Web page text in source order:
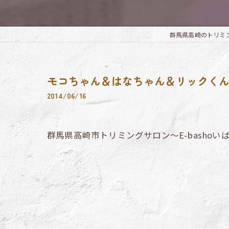
群馬県高崎のトリ
モコちゃん＆はなちゃん＆リックく
2014/06/16
群馬県高崎市トリミングサロン～E-bashoい